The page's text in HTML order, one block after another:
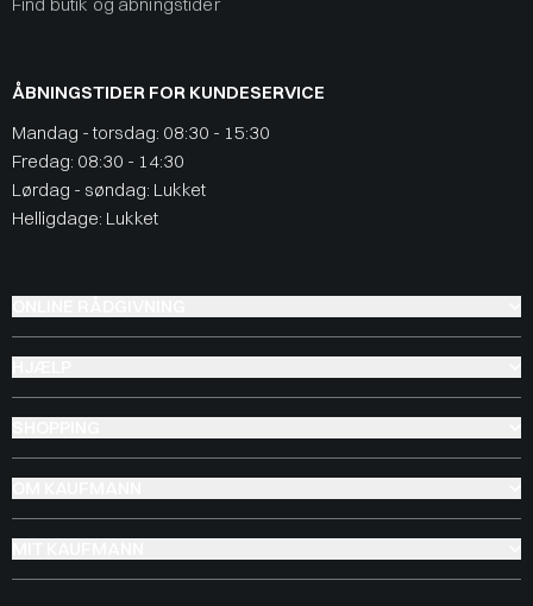
ÅBNINGSTIDER FOR KUNDESERVICE
Mandag - torsdag: 08:30 - 15:30
Fredag: 08:30 - 14:30
Lørdag - søndag: Lukket
Helligdage: Lukket